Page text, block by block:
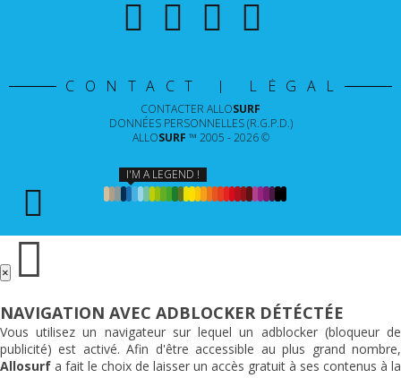
CONTACT | LÉGAL
CONTACTER ALLOSURF
DONNÉES PERSONNELLES (R.G.P.D.)
ALLOSURF ™ 2005 - 2026 ©
I'M A LEGEND !
×
NAVIGATION AVEC ADBLOCKER DÉTÉCTÉE
Vous utilisez un navigateur sur lequel un adblocker (bloqueur de
publicité) est activé. Afin d'être accessible au plus grand nombre,
Allosurf a fait le choix de laisser un accès gratuit à ses contenus à la